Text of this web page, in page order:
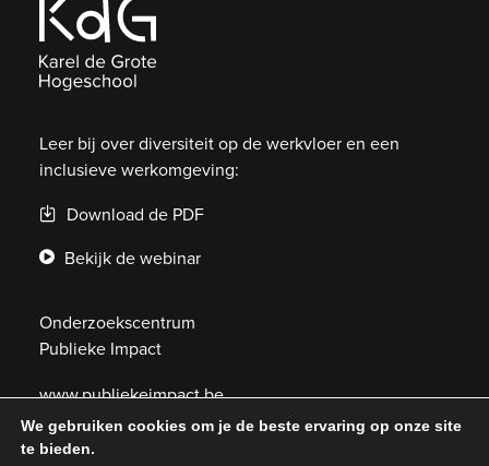
Leer bij over diversiteit op de werkvloer en een
inclusieve werkomgeving:
Download de PDF
Bekijk de webinar
Onderzoekscentrum
Publieke Impact
www.publiekeimpact.be
publiekeimpact@kdg.be
We gebruiken cookies om je de beste ervaring op onze site
te bieden.